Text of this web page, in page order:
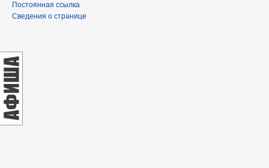
Постоянная ссылка
Сведения о странице